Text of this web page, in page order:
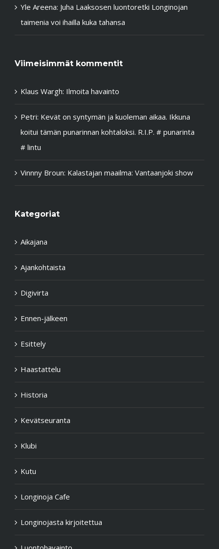
Yle Areena: Juha Laaksosen luontoretki Longinojan
taimenia voi ihailla kuka tahansa
Viimeisimmät kommentit
Klaus Wargh: Ilmoita havainto
Petri: Kevät on syntymän ja kuoleman aikaa. Ikkuna
koitui tämän punarinnan kohtaloksi. R.I.P. # punarinta
# lintu
Vinnny Broun: Kalastajan maailma: Vantaanjoki show
Kategoriat
Aikajana
Ajankohtaista
Digivirta
Ennen-jälkeen
Esittely
Haastattelu
Historia
Kevätseuranta
Klubi
Kutu
Longinoja Cafe
Longinojasta kirjoitettua